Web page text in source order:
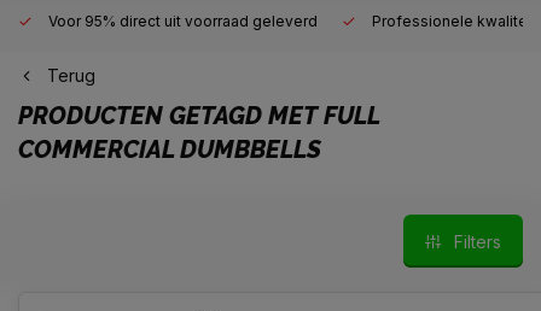
Voor 95% direct uit voorraad geleverd Professionele kwaliteit
Terug
PRODUCTEN GETAGD MET FULL
COMMERCIAL DUMBBELLS
Filters